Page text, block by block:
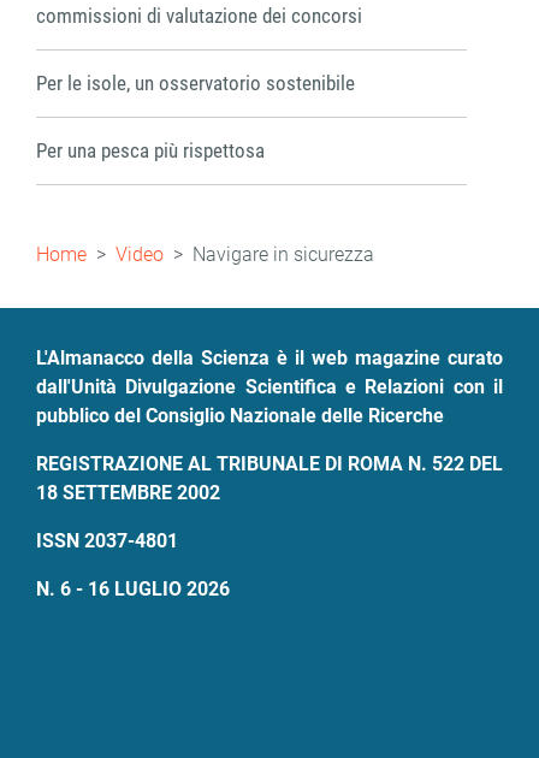
commissioni di valutazione dei concorsi
Per le isole, un osservatorio sostenibile
Per una pesca più rispettosa
Briciole
Home Video Navigare in sicurezza
L'Almanacco della Scienza è il web magazine curato
dall'Unità Divulgazione Scientifica e Relazioni con il
pubblico del Consiglio Nazionale delle Ricerche
REGISTRAZIONE AL TRIBUNALE DI ROMA N. 522 DEL
18 SETTEMBRE 2002
ISSN 2037-4801
N. 6 - 16 LUGLIO 2026